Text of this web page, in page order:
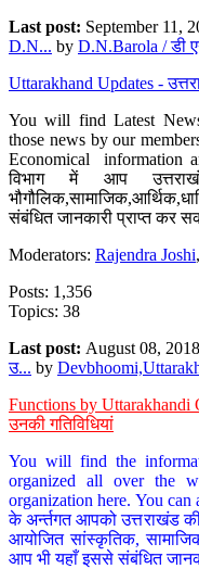
Last post: September 11,
D.N... by D.N.Barola / डी
Uttarakhand Updates -
You will find Latest
those news by our
Economical information
विभाग में आप
संबंधित जानकारी प्राप्त कर
Moderators: Rajendra Joshi
Posts: 1,356
Topics: 38
Last post: August 08,
उ... by
Functions by Uttarakhandi
उनकी गतिविधियां
You will find the
organized all over the
organization here. You can
के अर्न्तगत आपको उत्तराखंड की
आयोजित सांस्कृतिक,
आप भी यहाँ इससे संबंधित